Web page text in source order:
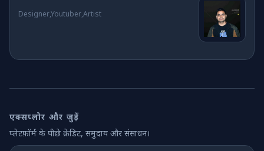
Designer,Youtuber,Artist
एक्सप्लोर और जुड़ें
प्लेटफ़ॉर्म के पीछे क्रेडिट, समुदाय और संसाधन।